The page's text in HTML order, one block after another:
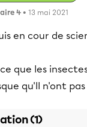
4 • 13 mai 2021
en cour de
que les
qu'Il n'ont
(1)